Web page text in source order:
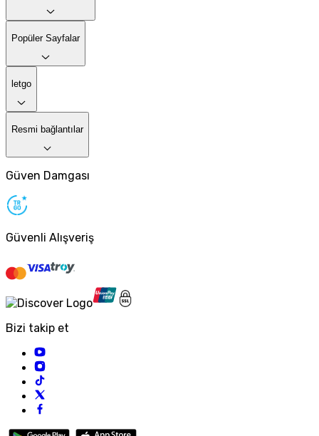
Popüler Sayfalar
letgo
Resmi bağlantılar
Güven Damgası
Güvenli Alışveriş
Bizi takip et